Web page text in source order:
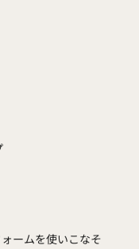
ームを使いこなそ